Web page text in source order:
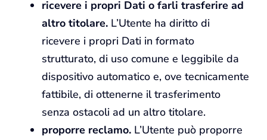
ricevere i propri Dati o farli trasferire ad
altro titolare. L’Utente ha diritto di
ricevere i propri Dati in formato
strutturato, di uso comune e leggibile da
dispositivo automatico e, ove tecnicamente
fattibile, di ottenerne il trasferimento
senza ostacoli ad un altro titolare.
proporre reclamo. L’Utente può proporre